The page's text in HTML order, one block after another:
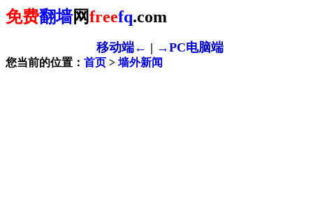
免费翻墙网freefq.com
移动端← | →PC电脑端
您当前的位置： 首页 > 墙外新闻